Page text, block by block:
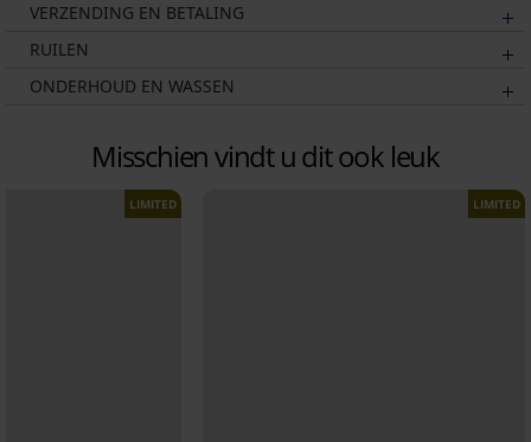
VERZENDING EN BETALING
RUILEN
ONDERHOUD EN WASSEN
Misschien vindt u dit ook leuk
LIMITED LIMITED